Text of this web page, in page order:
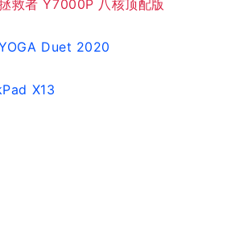
救者 Y7000P 八核顶配版
Duet 2020
X13